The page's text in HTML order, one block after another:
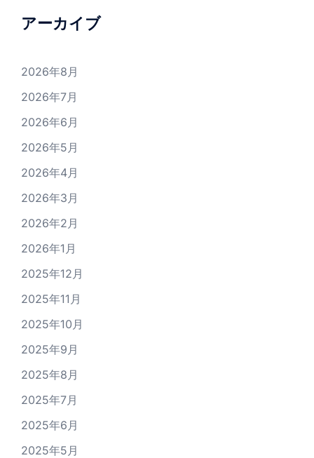
アーカイブ
2026年8月
2026年7月
2026年6月
2026年5月
2026年4月
2026年3月
2026年2月
2026年1月
2025年12月
2025年11月
2025年10月
2025年9月
2025年8月
2025年7月
2025年6月
2025年5月